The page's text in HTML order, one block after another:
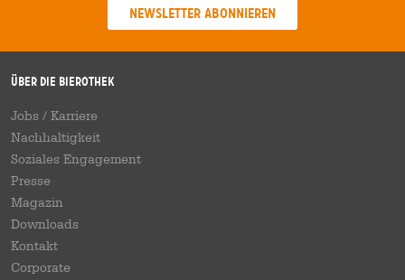
Newsletter abonnieren
Über die Bierothek
Jobs / Karriere
Nachhaltigkeit
Soziales Engagement
Presse
Magazin
Downloads
Kontakt
Corporate